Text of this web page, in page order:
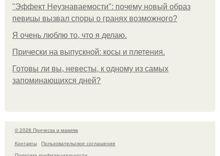
"Эффект Неузнаваемости": почему новый образ
певицы вызвал споры о гранях возможного?
Я очень люблю то, что я делаю.
Прически на выпускной: косы и плетения.
Готовы ли вы, невесты, к одному из самых
запоминающихся дней?
© 2026 Прическа и макияж
Контакты
Пользовательское соглашение